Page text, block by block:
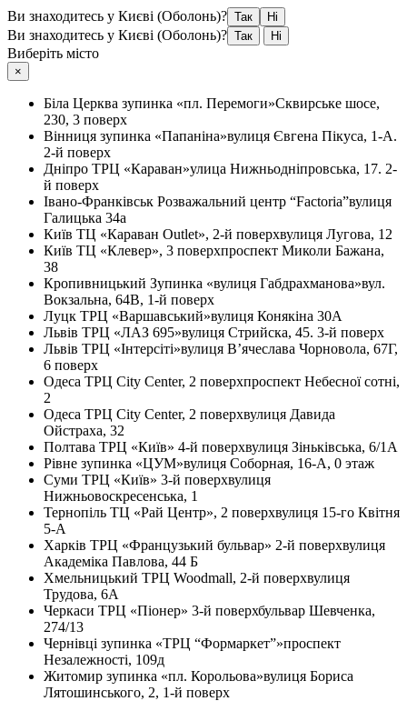
Ви знаходитесь у Києві (Оболонь)? Так Ні
Ви знаходитесь у Києві (Оболонь)? Так Ні
Виберіть місто
×
Біла Церква зупинка «пл. Перемоги»Сквирське шосе,
230, 3 поверх
Вінниця зупинка «Папаніна»вулиця Євгена Пікуса, 1-А.
2-й поверх
Дніпро ТРЦ «Караван»улица Нижньодніпровська, 17. 2-
й поверх
Івано-Франківськ Розважальний центр “Factoria”вулиця
Галицька 34а
Київ ТЦ «Караван Outlet», 2-й поверхвулиця Лугова, 12
Київ ТЦ «Клевер», 3 поверхпроспект Миколи Бажана,
38
Кропивницький Зупинка «вулиця Габдрахманова»вул.
Вокзальна, 64В, 1-й поверх
Луцк ТРЦ «Варшавський»вулиця Конякіна 30А
Львів ТРЦ «ЛАЗ 695»вулиця Стрийска, 45. 3-й поверх
Львів ТРЦ «Інтерсіті»вулиця В’ячеслава Чорновола, 67Г,
6 поверх
Одеса ТРЦ City Center, 2 поверхпроспект Небесної сотні,
2
Одеса ТРЦ City Center, 2 поверхвулиця Давида
Ойстраха, 32
Полтава ТРЦ «Київ» 4-й поверхвулиця Зіньківська, 6/1А
Рівне зупинка «ЦУМ»вулиця Соборная, 16-А, 0 этаж
Суми ТРЦ «Київ» 3-й поверхвулиця
Нижньовоскресенська, 1
Тернопіль ТЦ «Рай Центр», 2 поверхвулиця 15-го Квітня
5-А
Харків ТРЦ «Французький бульвар» 2-й поверхвулиця
Академіка Павлова, 44 Б
Хмельницький ТРЦ Woodmall, 2-й поверхвулиця
Трудова, 6А
Черкаси ТРЦ «Піонер» 3-й поверхбульвар Шевченка,
274/13
Чернівці зупинка «ТРЦ “Формаркет”»проспект
Незалежності, 109д
Житомир зупинка «пл. Корольова»вулиця Бориса
Лятошинського, 2, 1-й поверх